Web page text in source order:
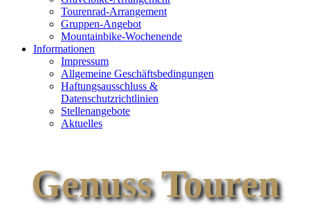
Tourenrad-Arrangement
Gruppen-Angebot
Mountainbike-Wochenende
Informationen
Impressum
Allgemeine Geschäftsbedingungen
Haftungsausschluss &
Datenschutzrichtlinien
Stellenangebote
Aktuelles
Genuss Touren